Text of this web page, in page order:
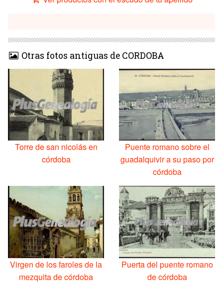
Otras fotos antiguas de CORDOBA
Torre de san nicolás en
córdoba
Puente romano sobre el
guadalquivir a su paso por
córdoba
Virgen de los faroles de la
mezquita de córdoba
Puerta del puente romano
de córdoba